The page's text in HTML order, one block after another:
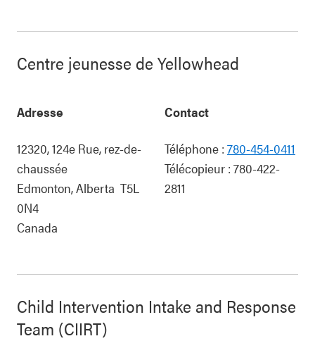
Centre jeunesse de Yellowhead
Adresse
12320, 124e Rue, rez-de-
chaussée
Edmonton,Alberta T5L
0N4
Canada
Contact
Téléphone : 780-454-0411
Télécopieur : 780-422-
2811
Child Intervention Intake and Response
Team (CIIRT)